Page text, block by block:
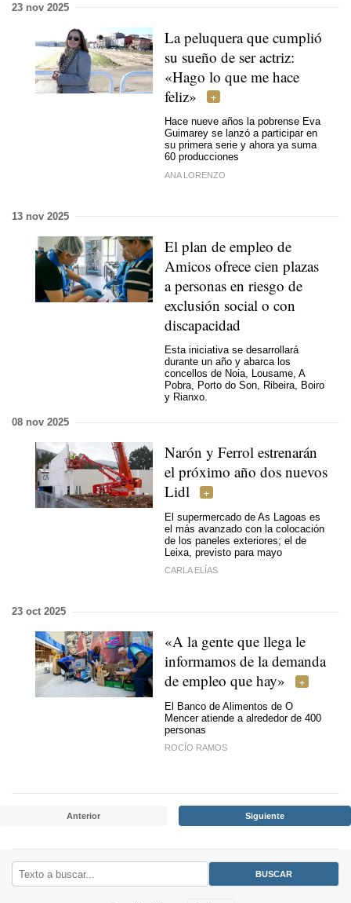
23 nov 2025
La peluquera que cumplió
su sueño de ser actriz:
«Hago lo que me hace
feliz»
Hace nueve años la pobrense Eva
Guimarey se lanzó a participar en
su primera serie y ahora ya suma
60 producciones
ANA LORENZO
13 nov 2025
El plan de empleo de
Amicos ofrece cien plazas
a personas en riesgo de
exclusión social o con
discapacidad
Esta iniciativa se desarrollará
durante un año y abarca los
concellos de Noia, Lousame, A
Pobra, Porto do Son, Ribeira, Boiro
y Rianxo.
08 nov 2025
Narón y Ferrol estrenarán
el próximo año dos nuevos
Lidl
El supermercado de As Lagoas es
el más avanzado con la colocación
de los paneles exteriores; el de
Leixa, previsto para mayo
CARLA ELÍAS
23 oct 2025
«A la gente que llega le
informamos de la demanda
de empleo que hay»
El Banco de Alimentos de O
Mencer atiende a alrededor de 400
personas
ROCÍO RAMOS
Anterior Siguiente